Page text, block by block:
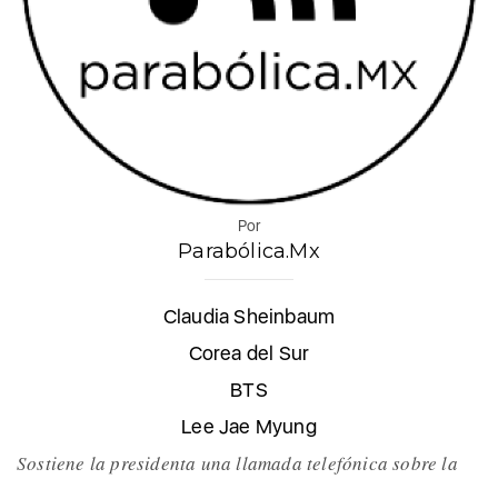
Por
Parabólica.Mx
Claudia Sheinbaum
Corea del Sur
BTS
Lee Jae Myung
Sostiene la presidenta una llamada telefónica sobre la